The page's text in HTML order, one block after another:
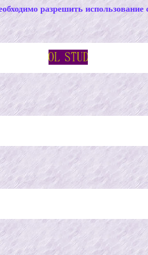
разрешить использование